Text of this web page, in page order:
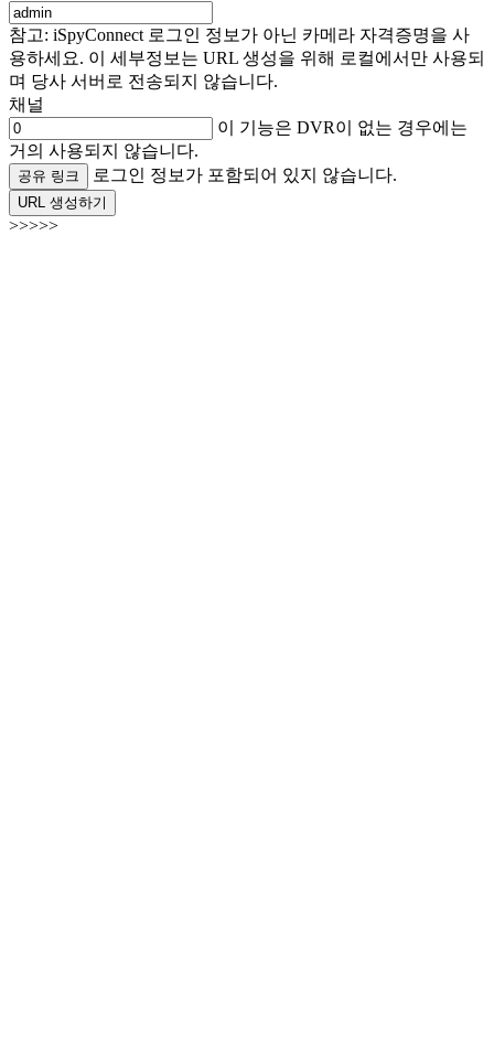
참고: iSpyConnect 로그인 정보가 아닌 카메라 자격증명을 사
용하세요. 이 세부정보는 URL 생성을 위해 로컬에서만 사용되
며 당사 서버로 전송되지 않습니다.
채널
이 기능은 DVR이 없는 경우에는
거의 사용되지 않습니다.
공유 링크 로그인 정보가 포함되어 있지 않습니다.
URL 생성하기
>>>>>